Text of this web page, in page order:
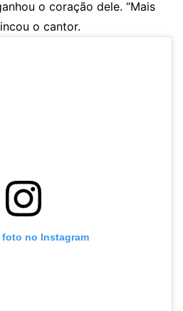
o coração dele. “Mais
o cantor.
foto no Instagram